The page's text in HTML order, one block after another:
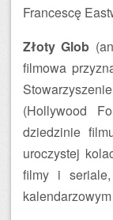
Francescę
Złoty Glob
filmowa
(Hollywood
dziedzinie
uroczystej
filmy i